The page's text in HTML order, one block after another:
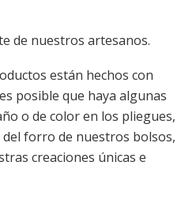
de nuestros artesanos.
están hechos con
posible que haya algunas
o de color en los pliegues,
forro de nuestros bolsos,
creaciones únicas e